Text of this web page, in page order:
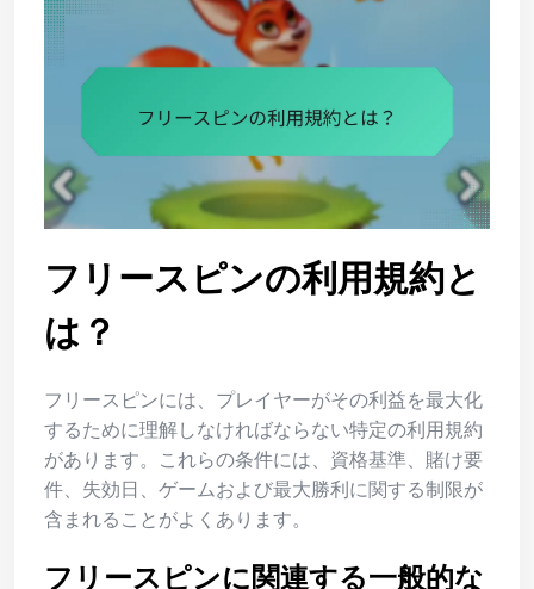
フリースピンの利用規約と
は？
フリースピンには、プレイヤーがその利益を最大化
するために理解しなければならない特定の利用規約
があります。これらの条件には、資格基準、賭け要
件、失効日、ゲームおよび最大勝利に関する制限が
含まれることがよくあります。
フリースピンに関連する一般的な